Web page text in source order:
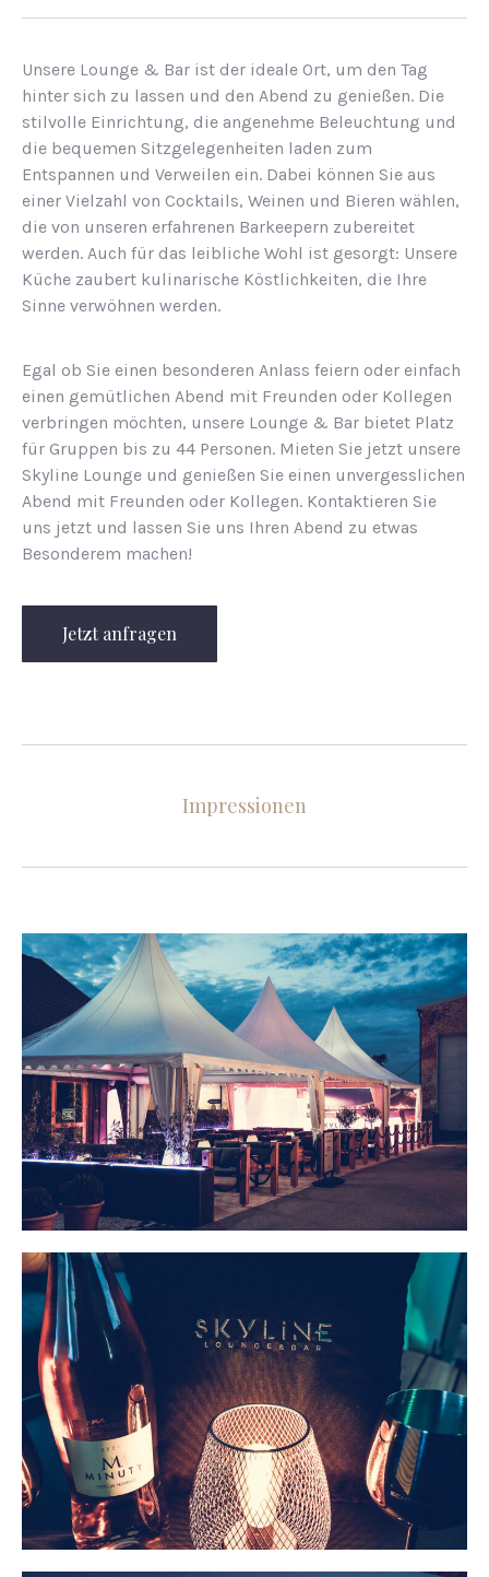
Unsere Lounge & Bar ist der ideale Ort, um den Tag
hinter sich zu lassen und den Abend zu genießen. Die
stilvolle Einrichtung, die angenehme Beleuchtung und
die bequemen Sitzgelegenheiten laden zum
Entspannen und Verweilen ein. Dabei können Sie aus
einer Vielzahl von Cocktails, Weinen und Bieren wählen,
die von unseren erfahrenen Barkeepern zubereitet
werden. Auch für das leibliche Wohl ist gesorgt: Unsere
Küche zaubert kulinarische Köstlichkeiten, die Ihre
Sinne verwöhnen werden.
Egal ob Sie einen besonderen Anlass feiern oder einfach
einen gemütlichen Abend mit Freunden oder Kollegen
verbringen möchten, unsere Lounge & Bar bietet Platz
für Gruppen bis zu 44 Personen. Mieten Sie jetzt unsere
Skyline Lounge und genießen Sie einen unvergesslichen
Abend mit Freunden oder Kollegen. Kontaktieren Sie
uns jetzt und lassen Sie uns Ihren Abend zu etwas
Besonderem machen!
Jetzt anfragen
Impressionen